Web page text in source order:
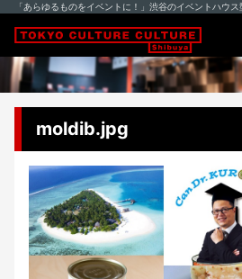
「あらゆるものをイベントに！」渋谷のイベントハウ
moldib.jpg